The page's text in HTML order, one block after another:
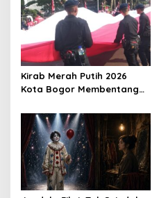
Kirab Merah Putih 2026
Kota Bogor Membentang
Elemen Masyarakat